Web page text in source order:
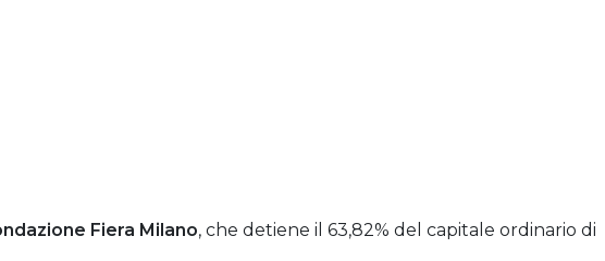
Fiera Milano, che detiene il 63,82% del capitale ordinario di